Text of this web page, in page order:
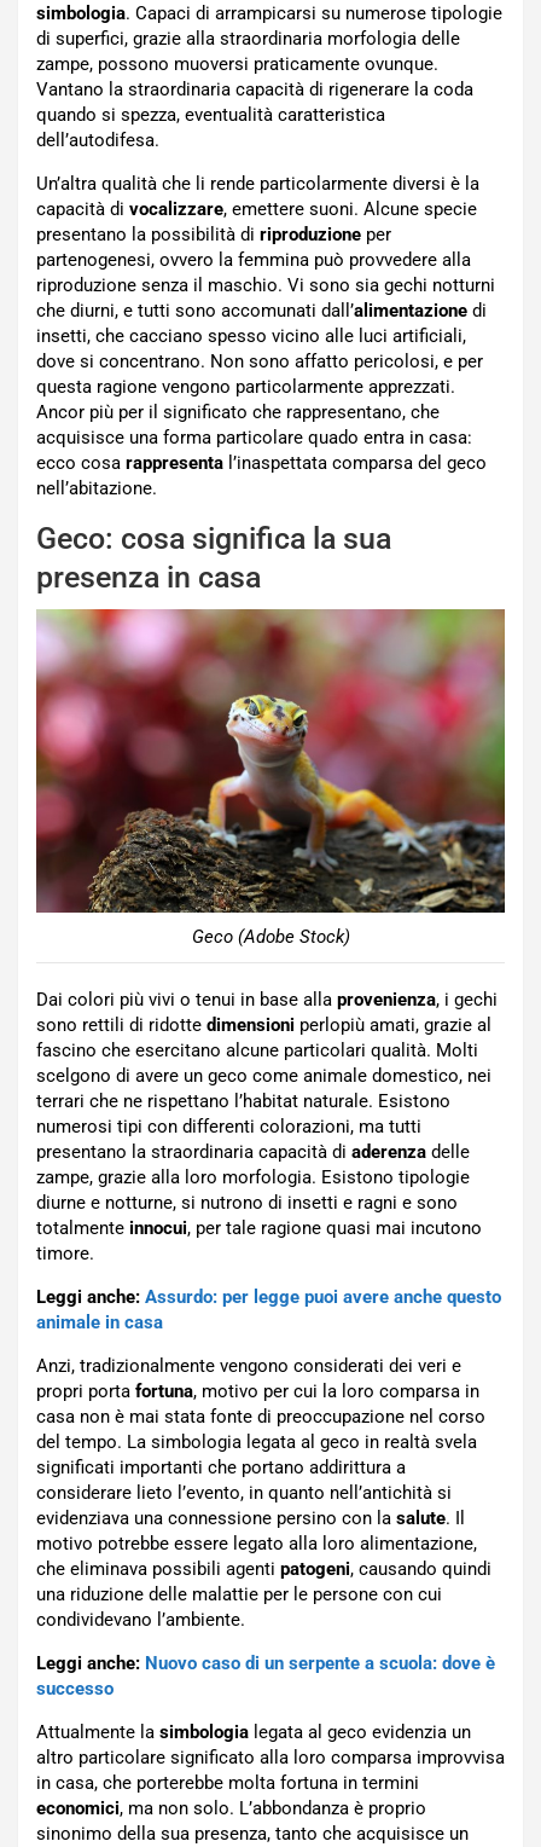
simbologia. Capaci di arrampicarsi su numerose tipologie
di superfici, grazie alla straordinaria morfologia delle
zampe, possono muoversi praticamente ovunque.
Vantano la straordinaria capacità di rigenerare la coda
quando si spezza, eventualità caratteristica
dell’autodifesa.
Un’altra qualità che li rende particolarmente diversi è la
capacità di vocalizzare, emettere suoni. Alcune specie
presentano la possibilità di riproduzione per
partenogenesi, ovvero la femmina può provvedere alla
riproduzione senza il maschio. Vi sono sia gechi notturni
che diurni, e tutti sono accomunati dall’alimentazione di
insetti, che cacciano spesso vicino alle luci artificiali,
dove si concentrano. Non sono affatto pericolosi, e per
questa ragione vengono particolarmente apprezzati.
Ancor più per il significato che rappresentano, che
acquisisce una forma particolare quado entra in casa:
ecco cosa rappresenta l’inaspettata comparsa del geco
nell’abitazione.
Geco: cosa significa la sua
presenza in casa
Geco (Adobe Stock)
Dai colori più vivi o tenui in base alla provenienza, i gechi
sono rettili di ridotte dimensioni perlopiù amati, grazie al
fascino che esercitano alcune particolari qualità. Molti
scelgono di avere un geco come animale domestico, nei
terrari che ne rispettano l’habitat naturale. Esistono
numerosi tipi con differenti colorazioni, ma tutti
presentano la straordinaria capacità di aderenza delle
zampe, grazie alla loro morfologia. Esistono tipologie
diurne e notturne, si nutrono di insetti e ragni e sono
totalmente innocui, per tale ragione quasi mai incutono
timore.
Leggi anche: Assurdo: per legge puoi avere anche questo
animale in casa
Anzi, tradizionalmente vengono considerati dei veri e
propri porta fortuna, motivo per cui la loro comparsa in
casa non è mai stata fonte di preoccupazione nel corso
del tempo. La simbologia legata al geco in realtà svela
significati importanti che portano addirittura a
considerare lieto l’evento, in quanto nell’antichità si
evidenziava una connessione persino con la salute. Il
motivo potrebbe essere legato alla loro alimentazione,
che eliminava possibili agenti patogeni, causando quindi
una riduzione delle malattie per le persone con cui
condividevano l’ambiente.
Leggi anche: Nuovo caso di un serpente a scuola: dove è
successo
Attualmente la simbologia legata al geco evidenzia un
altro particolare significato alla loro comparsa improvvisa
in casa, che porterebbe molta fortuna in termini
economici, ma non solo. L’abbondanza è proprio
sinonimo della sua presenza, tanto che acquisisce un